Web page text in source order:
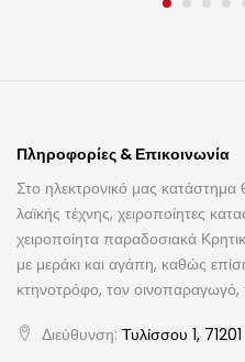
Πληροφορίες & Επικοινωνία
Στο ηλεκτρονικό μας κατάστημα
λαϊκής τέχνης, χειροποίητες
χειροποίητα παραδοσιακά
με μεράκι και αγάπη, καθώς
κτηνοτρόφο, τον
Διεύθυνση: Τυλίσσου 1,